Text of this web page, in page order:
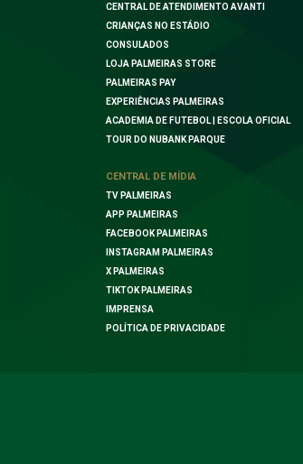
CENTRAL DE ATENDIMENTO AVANTI
CRIANÇAS NO ESTÁDIO
CONSULADOS
LOJA PALMEIRAS STORE
PALMEIRAS PAY
EXPERIÊNCIAS PALMEIRAS
ACADEMIA DE FUTEBOL | ESCOLA OFICIAL
TOUR DO NUBANK PARQUE
CENTRAL DE MÍDIA
TV PALMEIRAS
APP PALMEIRAS
FACEBOOK PALMEIRAS
INSTAGRAM PALMEIRAS
X PALMEIRAS
TIKTOK PALMEIRAS
IMPRENSA
POLÍTICA DE PRIVACIDADE